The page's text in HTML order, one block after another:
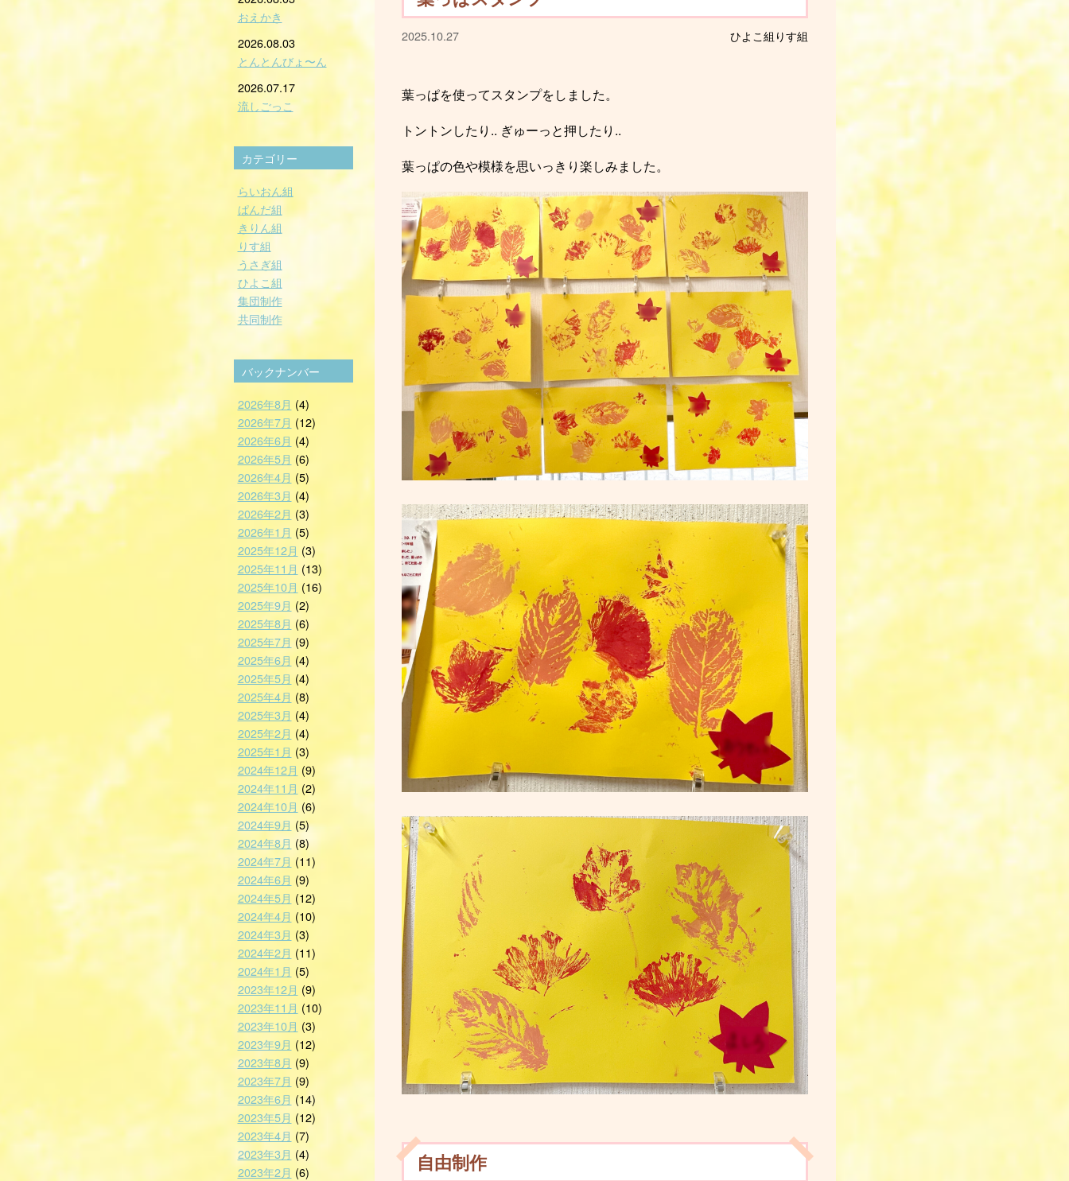
2025.10.27 ひよこ組 りす組
葉っぱを使ってスタンプをしました。
トントンしたり.. ぎゅーっと押したり..
葉っぱの色や模様を思いっきり楽しみました。
自由制作
おえかき
2026.08.03
とんとんびょ〜ん
2026.07.17
流しごっこ
カテゴリー
らいおん組
ぱんだ組
きりん組
りす組
うさぎ組
ひよこ組
集団制作
共同制作
バックナンバー
2026年8月 (4)
2026年7月 (12)
2026年6月 (4)
2026年5月 (6)
2026年4月 (5)
2026年3月 (4)
2026年2月 (3)
2026年1月 (5)
2025年12月 (3)
2025年11月 (13)
2025年10月 (16)
2025年9月 (2)
2025年8月 (6)
2025年7月 (9)
2025年6月 (4)
2025年5月 (4)
2025年4月 (8)
2025年3月 (4)
2025年2月 (4)
2025年1月 (3)
2024年12月 (9)
2024年11月 (2)
2024年10月 (6)
2024年9月 (5)
2024年8月 (8)
2024年7月 (11)
2024年6月 (9)
2024年5月 (12)
2024年4月 (10)
2024年3月 (3)
2024年2月 (11)
2024年1月 (5)
2023年12月 (9)
2023年11月 (10)
2023年10月 (3)
2023年9月 (12)
2023年8月 (9)
2023年7月 (9)
2023年6月 (14)
2023年5月 (12)
2023年4月 (7)
2023年3月 (4)
2023年2月 (6)